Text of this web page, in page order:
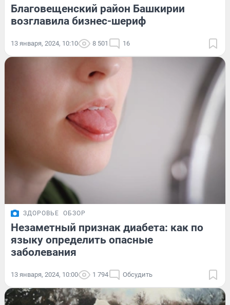
Благовещенский район Башкирии
возглавила бизнес-шериф
13 января, 2024, 10:10 8 501 16
ЗДОРОВЬЕ ОБЗОР
Незаметный признак диабета: как по
языку определить опасные
заболевания
13 января, 2024, 10:00 1 794 Обсудить